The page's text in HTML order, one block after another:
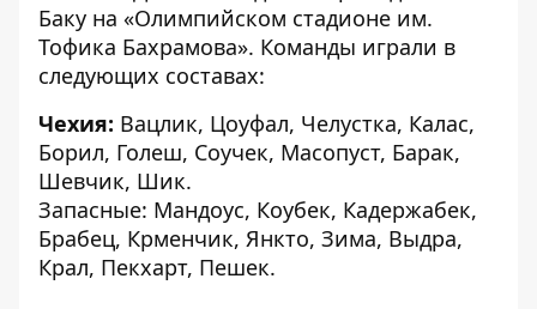
Баку на «Олимпийском стадионе им.
Тофика Бахрамова». Команды играли в
следующих составах:
Чехия: Вацлик, Цоуфал, Челустка, Калас,
Борил, Голеш, Соучек, Масопуст, Барак,
Шевчик, Шик.
Запасные: Мандоус, Коубек, Кадержабек,
Брабец, Крменчик, Янкто, Зима, Выдра,
Крал, Пекхарт, Пешек.